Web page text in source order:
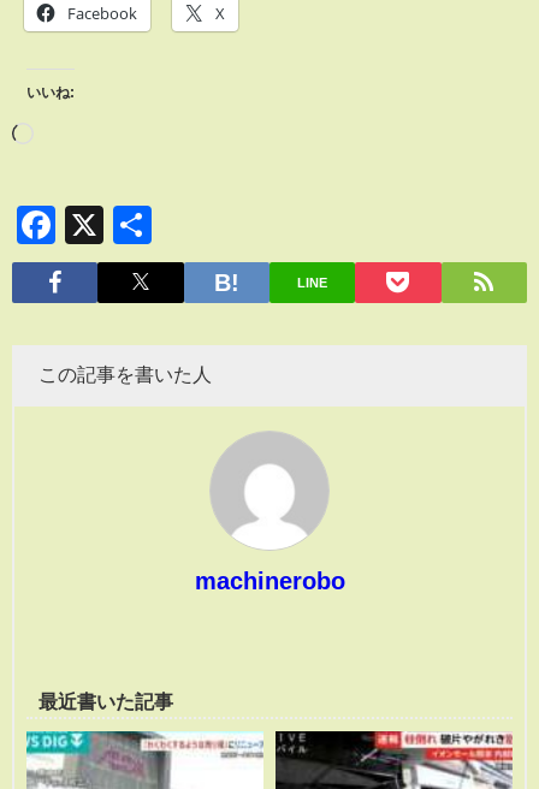
Facebook X
いいね:
Facebook
X
有
LINE
この記事を書いた人
machinerobo
最近書いた記事